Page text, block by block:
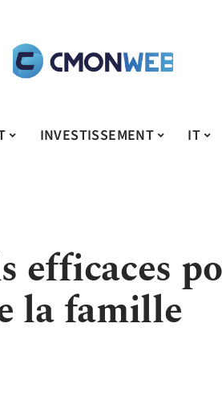
INVESTISSEMENT IT
efficaces
la famille